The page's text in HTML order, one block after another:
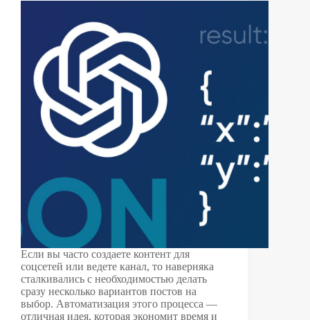
Если вы часто создаете контент для
соцсетей или ведете канал, то наверняка
сталкивались с необходимостью делать
сразу несколько вариантов постов на
выбор. Автоматизация этого процесса —
отличная идея, которая экономит время и